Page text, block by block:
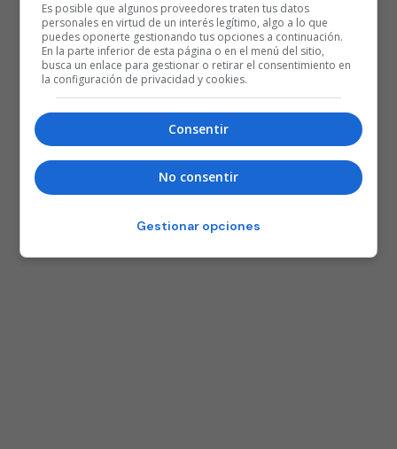
Es posible que algunos proveedores traten tus datos
personales en virtud de un interés legítimo, algo a lo que
puedes oponerte gestionando tus opciones a continuación.
En la parte inferior de esta página o en el menú del sitio,
busca un enlace para gestionar o retirar el consentimiento en
la configuración de privacidad y cookies.
Consentir
No consentir
Gestionar opciones